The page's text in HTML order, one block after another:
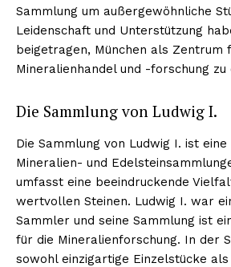
Sammlung um außergewöhnliche
Leidenschaft und Unterstützung
beigetragen, München als Zentrum
Mineralienhandel und -forschung
Die Sammlung von Ludwig I.
Die Sammlung von Ludwig I. ist
Mineralien- und
umfasst eine beeindruckende
wertvollen Steinen. Ludwig I. war
Sammler und seine Sammlung ist
für die Mineralienforschung. In der
sowohl einzigartige Einzelstücke als